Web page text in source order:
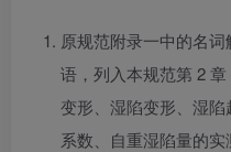
原规范附录一中的名
语，列入本规范第 2
变形、湿陷变形、湿
系数、自重湿陷量的